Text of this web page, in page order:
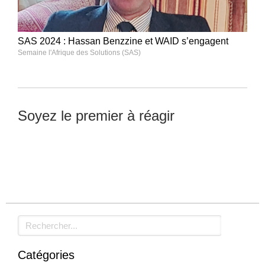
SAS 2024 : Hassan Benzzine et WAID s’engagent
Semaine l'Afrique des Solutions (SAS)
Soyez le premier à réagir
Rechercher
Catégories